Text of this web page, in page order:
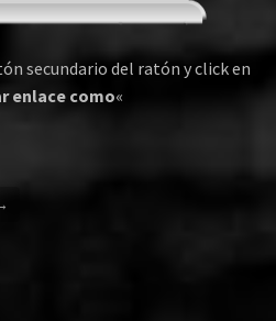
secundario del ratón y click en
enlace como«